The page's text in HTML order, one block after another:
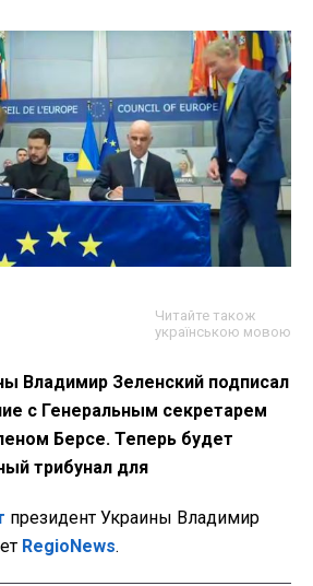
Читайте також
українською мовою
Владимир Зеленский подписал
с Генеральным секретарем
Берсе. Теперь будет
трибунал для
президент Украины Владимир
RegioNews.